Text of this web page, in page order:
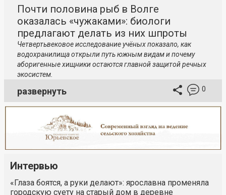
Почти половина рыб в Волге
оказалась «чужаками»: биологи
предлагают делать из них шпроты
Четвертьвековое исследование учёных показало, как
водохранилища открыли путь южным видам и почему
аборигенные хищники остаются главной защитой речных
экосистем.
развернуть 0
Интервью
«Глаза боятся, а руки делают»: ярославна променяла
городскую суету на старый дом в деревне